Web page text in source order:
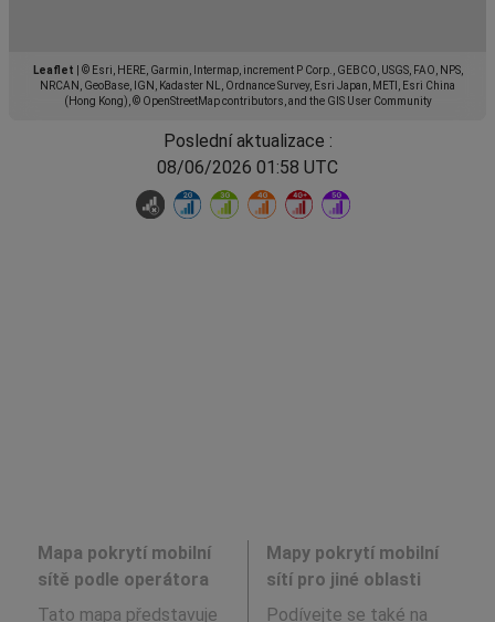
Leaflet
© Esri, HERE, Garmin, Intermap, increment P Corp., GEBCO, USGS, FAO, NPS,
NRCAN, GeoBase, IGN, Kadaster NL, Ordnance Survey, Esri Japan, METI, Esri China
(Hong Kong), © OpenStreetMap contributors, and the GIS User Community
Poslední aktualizace :
08/06/2026 01:58 UTC
Mapa pokrytí mobilní
sítě podle operátora
Tato mapa představuje
Mapy pokrytí mobilní
sítí pro jiné oblasti
Podívejte se také na